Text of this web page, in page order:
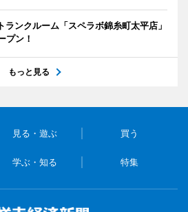
ランクルーム「スペラボ錦糸町太平店」
プン！
もっと見る
見る・遊ぶ 買う
学ぶ・知る 特集